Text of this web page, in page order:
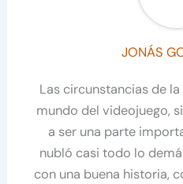
JONÁS
Las circunstancias de
mundo del videojuego,
a ser una parte
nubló casi todo lo
con una buena historia,